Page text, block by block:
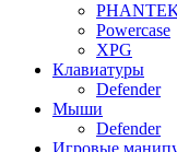
Powercase
XPG
Клавиатуры
Defender
Мыши
Defender